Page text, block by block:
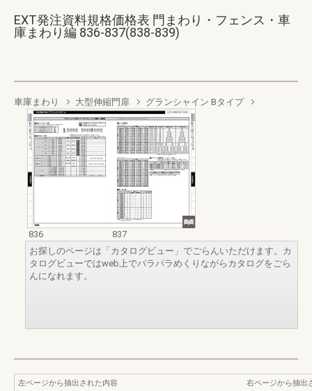
EXT発注資料規格価格表 門まわり・フェンス・車
庫まわり編 836-837(838-839)
車庫まわり 大型伸縮門扉 グランシャイン Bタイプ
836
837
お探しのページは「カタログビュー」でごらんいただけます。カ
タログビューではweb上でパラパラめくりながらカタログをごら
んになれます。
左ページから抽出された内容
右ページから抽出